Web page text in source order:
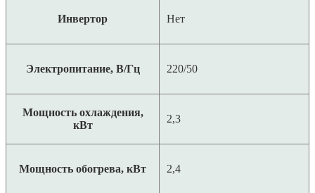
Инвертор Нет
Электропитание, В/Гц 220/50
Мощность охлаждения,
кВт
2,3
Мощность обогрева, кВт 2,4